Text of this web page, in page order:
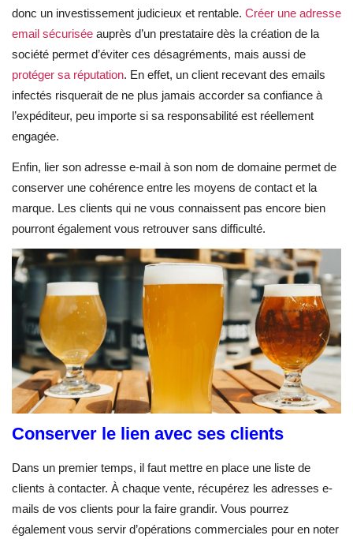
donc un investissement judicieux et rentable. Créer une adresse
email sécurisée auprès d’un prestataire dès la création de la
société permet d’éviter ces désagréments, mais aussi de
protéger sa réputation. En effet, un client recevant des emails
infectés risquerait de ne plus jamais accorder sa confiance à
l’expéditeur, peu importe si sa responsabilité est réellement
engagée.
Enfin, lier son adresse e-mail à son nom de domaine permet de
conserver une cohérence entre les moyens de contact et la
marque. Les clients qui ne vous connaissent pas encore bien
pourront également vous retrouver sans difficulté.
Conserver le lien avec ses clients
Dans un premier temps, il faut mettre en place une liste de
clients à contacter. À chaque vente, récupérez les adresses e-
mails de vos clients pour la faire grandir. Vous pourrez
également vous servir d’opérations commerciales pour en noter